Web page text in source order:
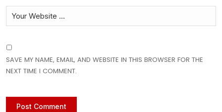
SAVE MY NAME, EMAIL, AND WEBSITE IN THIS BROWSER FOR THE
NEXT TIME I COMMENT.